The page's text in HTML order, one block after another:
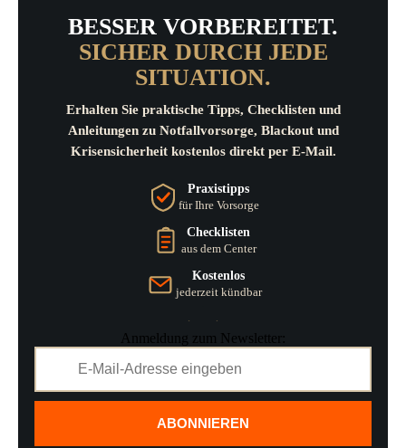
BESSER VORBEREITET.
SICHER DURCH JEDE
SITUATION.
Erhalten Sie praktische Tipps, Checklisten und
Anleitungen zu Notfallvorsorge, Blackout und
Krisensicherheit kostenlos direkt per E-Mail.
Praxistipps
für Ihre Vorsorge
Checklisten
aus dem Center
Kostenlos
jederzeit kündbar
Anmeldung zum Newsletter:
ABONNIEREN